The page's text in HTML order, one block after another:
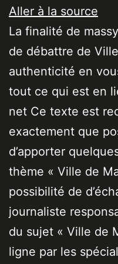
Aller à la source
La finalité de
de débattre de
authenticité en
tout ce qui est en
net Ce texte est
exactement que
d’apporter
thème « Ville de
possibilité de
journaliste
du sujet « Ville de
ligne par les